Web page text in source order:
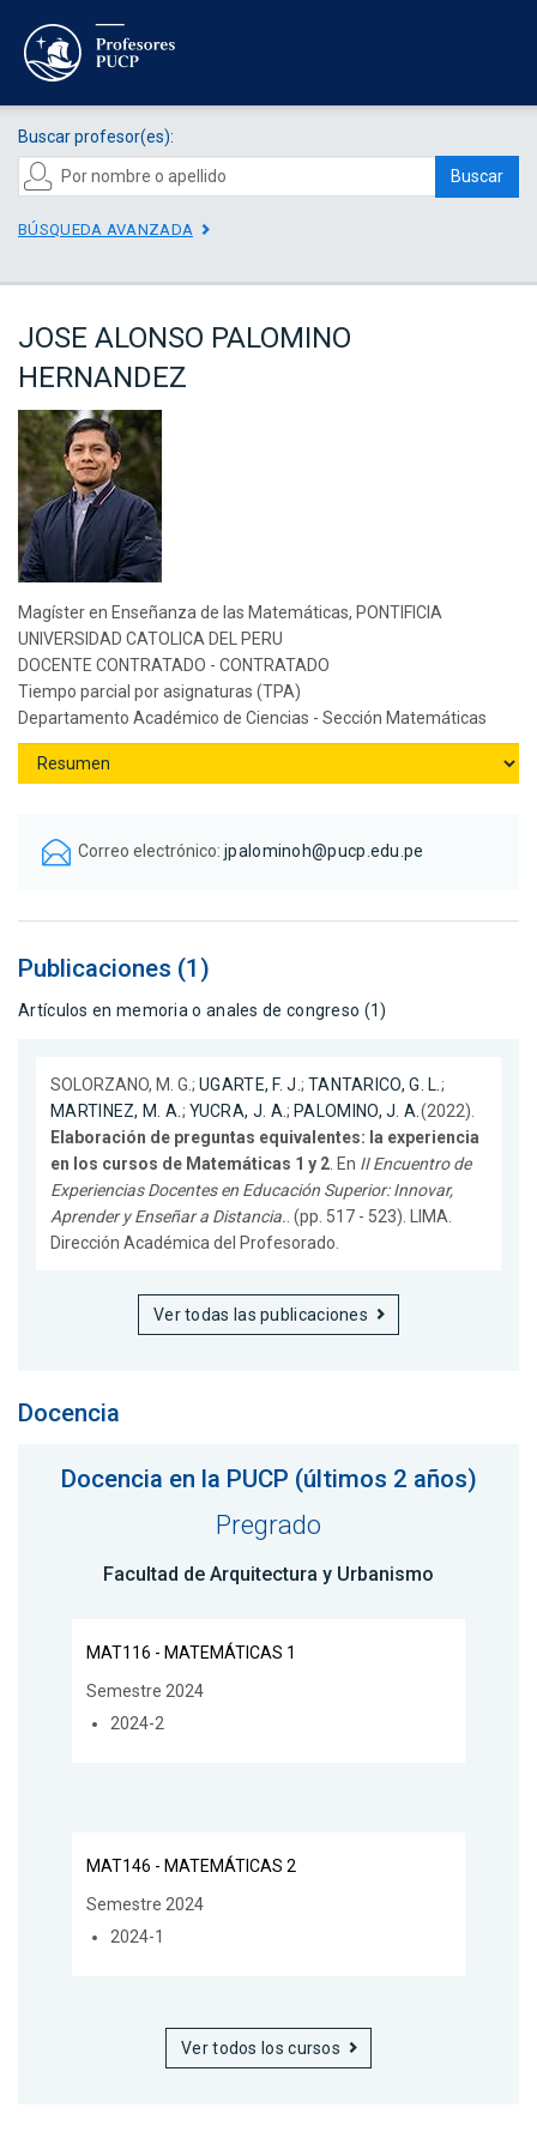
Buscar profesor(es):
Buscar
BÚSQUEDA AVANZADA
JOSE ALONSO PALOMINO
HERNANDEZ
Magíster en Enseñanza de las Matemáticas, PONTIFICIA
UNIVERSIDAD CATOLICA DEL PERU
DOCENTE CONTRATADO - CONTRATADO
Tiempo parcial por asignaturas (TPA)
Departamento Académico de Ciencias - Sección Matemáticas
Correo electrónico: jpalominoh@pucp.edu.pe
Publicaciones (1)
Artículos en memoria o anales de congreso (1)
SOLORZANO, M. G.; UGARTE, F. J. ; TANTARICO, G. L. ;
MARTINEZ, M. A. ; YUCRA, J. A.; PALOMINO, J. A. (2022).
Elaboración de preguntas equivalentes: la experiencia
en los cursos de Matemáticas 1 y 2 . En II Encuentro de
Experiencias Docentes en Educación Superior: Innovar,
Aprender y Enseñar a Distancia. . (pp. 517 - 523). LIMA.
Dirección Académica del Profesorado.
Ver todas las publicaciones
Docencia
Docencia en la PUCP (últimos 2 años)
Pregrado
Facultad de Arquitectura y Urbanismo
MAT116 - MATEMÁTICAS 1
Semestre 2024
2024-2
MAT146 - MATEMÁTICAS 2
Semestre 2024
2024-1
Ver todos los cursos